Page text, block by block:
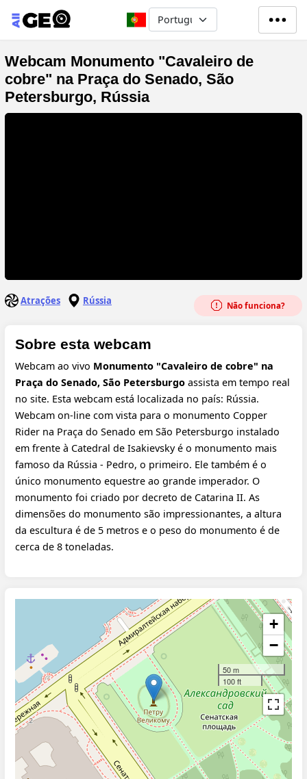
Passar para o conteúdo principal
Select your language
Webcam Monumento "Cavaleiro de
cobre" na Praça do Senado, São
Petersburgo, Rússia
Atrações Rússia Não funciona?
Sobre esta webcam
Webcam ao vivo Monumento "Cavaleiro de cobre" na
Praça do Senado, São Petersburgo assista em tempo real
no site. Esta webcam está localizada no país: Rússia.
Webcam on-line com vista para o monumento Copper
Rider na Praça do Senado em São Petersburgo instalado
em frente à Catedral de Isakievsky é o monumento mais
famoso da Rússia - Pedro, o primeiro. Ele também é o
único monumento equestre ao grande imperador. O
monumento foi criado por decreto de Catarina II. As
dimensões do monumento são impressionantes, a altura
da escultura é de 5 metros e o peso do monumento é de
cerca de 8 toneladas.
+
−
50 m
100 ft